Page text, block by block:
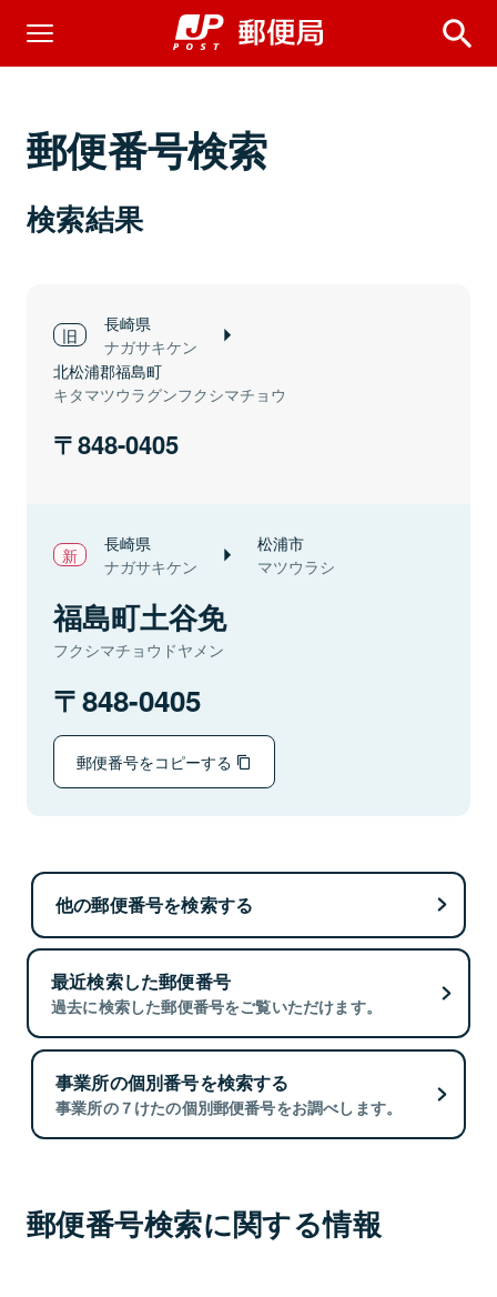
郵便番号検索
検索結果
長崎県
ナガサキケン
北松浦郡福島町
キタマツウラグンフクシマチョウ
848-0405
長崎県
ナガサキケン
松浦市
マツウラシ
福島町土谷免
フクシマチョウドヤメン
848-0405
郵便番号をコピーする
他の郵便番号を検索する
最近検索した郵便番号
過去に検索した郵便番号をご覧いただけます。
事業所の個別番号を検索する
事業所の７けたの個別郵便番号をお調べします。
郵便番号検索に関する情報